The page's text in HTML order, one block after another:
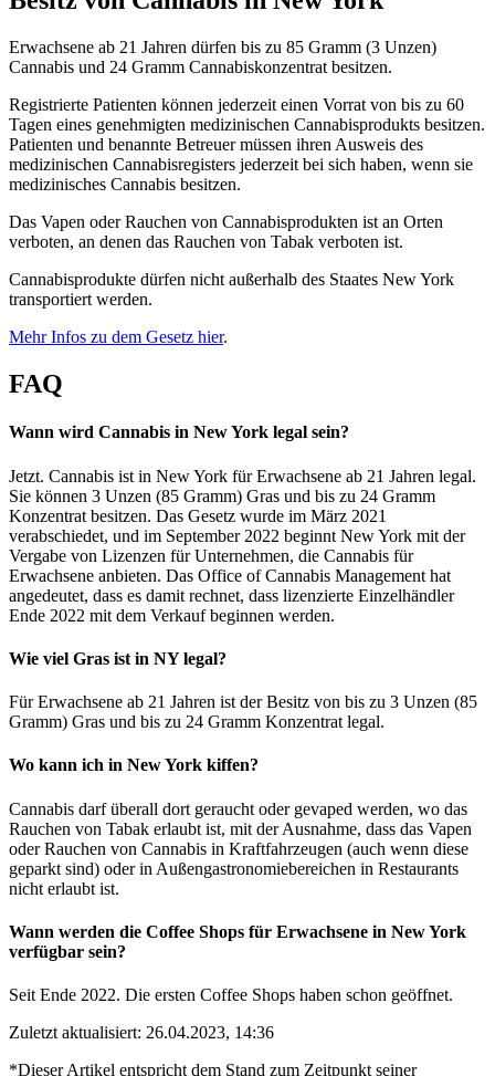
Erwachsene ab 21 Jahren dürfen bis zu 85 Gramm (3 Unzen)
Cannabis und 24 Gramm Cannabiskonzentrat besitzen.
Registrierte Patienten können jederzeit einen Vorrat von bis zu 60
Tagen eines genehmigten medizinischen Cannabisprodukts besitzen.
Patienten und benannte Betreuer müssen ihren Ausweis des
medizinischen Cannabisregisters jederzeit bei sich haben, wenn sie
medizinisches Cannabis besitzen.
Das Vapen oder Rauchen von Cannabisprodukten ist an Orten
verboten, an denen das Rauchen von Tabak verboten ist.
Cannabisprodukte dürfen nicht außerhalb des Staates New York
transportiert werden.
Mehr Infos zu dem Gesetz hier.
FAQ
Wann wird Cannabis in New York legal sein?
Jetzt. Cannabis ist in New York für Erwachsene ab 21 Jahren legal.
Sie können 3 Unzen (85 Gramm) Gras und bis zu 24 Gramm
Konzentrat besitzen. Das Gesetz wurde im März 2021
verabschiedet, und im September 2022 beginnt New York mit der
Vergabe von Lizenzen für Unternehmen, die Cannabis für
Erwachsene anbieten. Das Office of Cannabis Management hat
angedeutet, dass es damit rechnet, dass lizenzierte Einzelhändler
Ende 2022 mit dem Verkauf beginnen werden.
Wie viel Gras ist in NY legal?
Für Erwachsene ab 21 Jahren ist der Besitz von bis zu 3 Unzen (85
Gramm) Gras und bis zu 24 Gramm Konzentrat legal.
Wo kann ich in New York kiffen?
Cannabis darf überall dort geraucht oder gevaped werden, wo das
Rauchen von Tabak erlaubt ist, mit der Ausnahme, dass das Vapen
oder Rauchen von Cannabis in Kraftfahrzeugen (auch wenn diese
geparkt sind) oder in Außengastronomiebereichen in Restaurants
nicht erlaubt ist.
Wann werden die Coffee Shops für Erwachsene in New York
verfügbar sein?
Seit Ende 2022. Die ersten Coffee Shops haben schon geöffnet.
Zuletzt aktualisiert: 26.04.2023, 14:36
*Dieser Artikel entspricht dem Stand zum Zeitpunkt seiner